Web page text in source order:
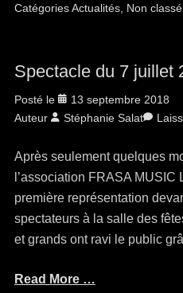
CatégoriesActualités, Non classé
Spectacle du 7 juillet
Posté le
13 septembre 2018
Auteur
Stéphanie Salat
Après seulement quelques
l’association FRASA
première représentation
spectateurs à la salle des
et grands ont ravi le public
Read More …